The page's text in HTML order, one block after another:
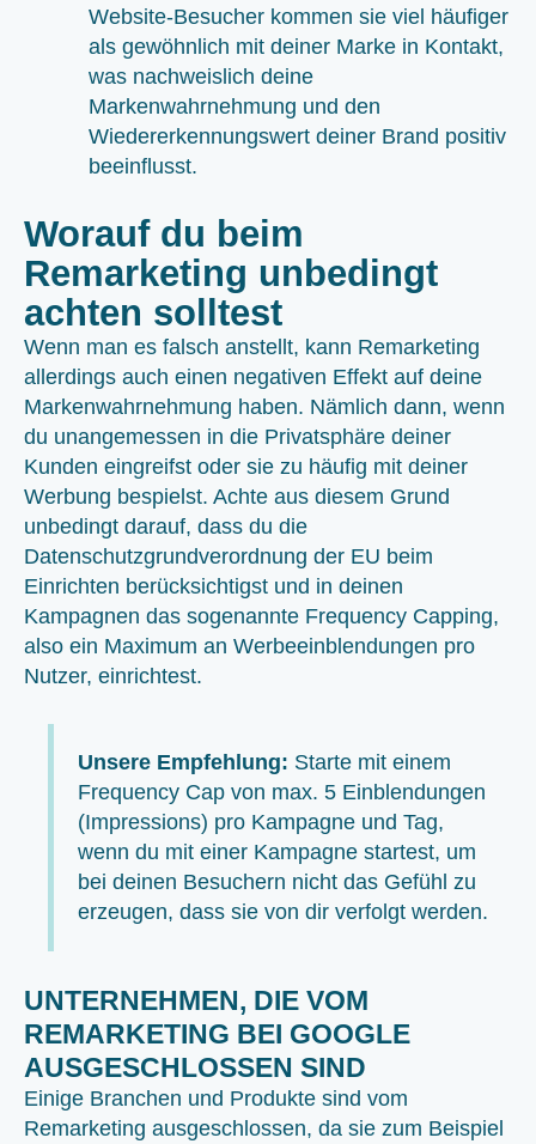
Website-Besucher kommen sie viel häufiger
als gewöhnlich mit deiner Marke in Kontakt,
was nachweislich deine
Markenwahrnehmung und den
Wiedererkennungswert deiner Brand positiv
beeinflusst.
Worauf du beim
Remarketing unbedingt
achten solltest
Wenn man es falsch anstellt, kann Remarketing
allerdings auch einen negativen Effekt auf deine
Markenwahrnehmung haben. Nämlich dann, wenn
du unangemessen in die Privatsphäre deiner
Kunden eingreifst oder sie zu häufig mit deiner
Werbung bespielst. Achte aus diesem Grund
unbedingt darauf, dass du die
Datenschutzgrundverordnung der EU beim
Einrichten berücksichtigst und in deinen
Kampagnen das sogenannte Frequency Capping,
also ein Maximum an Werbeeinblendungen pro
Nutzer, einrichtest.
Unsere Empfehlung: Starte mit einem
Frequency Cap von max. 5 Einblendungen
(Impressions) pro Kampagne und Tag,
wenn du mit einer Kampagne startest, um
bei deinen Besuchern nicht das Gefühl zu
erzeugen, dass sie von dir verfolgt werden.
UNTERNEHMEN, DIE VOM
REMARKETING BEI GOOGLE
AUSGESCHLOSSEN SIND
Einige Branchen und Produkte sind vom
Remarketing ausgeschlossen, da sie zum Beispiel